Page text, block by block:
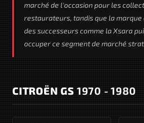
marché de l'occasion pour les
restaurateurs, tandis que la marque
des successeurs comme la Xsara
occuper ce segment de marché
CITROËN GS 1970 - 1980